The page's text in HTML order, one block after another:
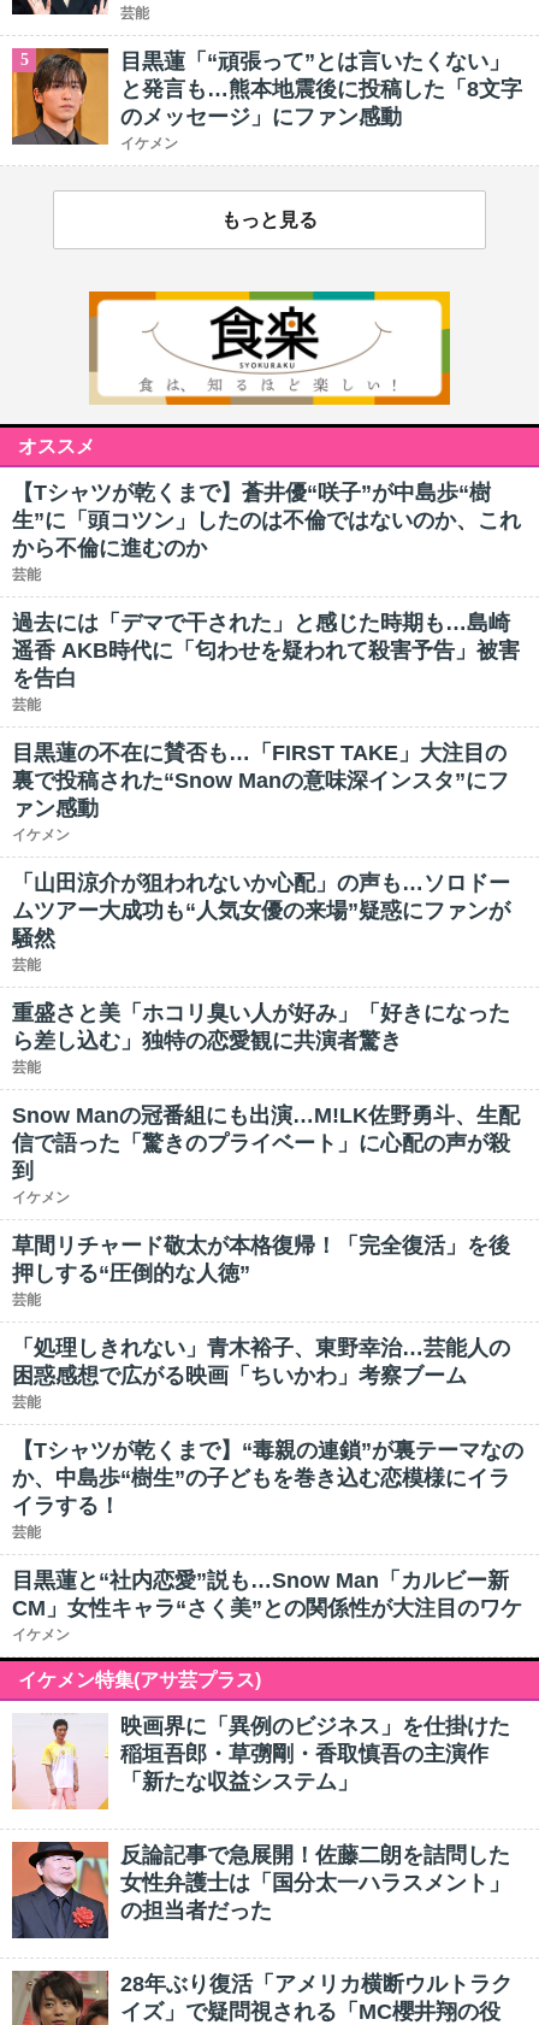
芸能
5
目黒蓮「“頑張って”とは言いたくない」
と発言も…熊本地震後に投稿した「8文字
のメッセージ」にファン感動
イケメン
もっと見る
オススメ
【Tシャツが乾くまで】蒼井優“咲子”が中島歩“樹
生”に「頭コツン」したのは不倫ではないのか、これ
から不倫に進むのか
芸能
過去には「デマで干された」と感じた時期も…島崎
遥香 AKB時代に「匂わせを疑われて殺害予告」被害
を告白
芸能
目黒蓮の不在に賛否も…「FIRST TAKE」大注目の
裏で投稿された“Snow Manの意味深インスタ”にフ
ァン感動
イケメン
「山田涼介が狙われないか心配」の声も…ソロドー
ムツアー大成功も“人気女優の来場”疑惑にファンが
騒然
芸能
重盛さと美「ホコリ臭い人が好み」「好きになった
ら差し込む」独特の恋愛観に共演者驚き
芸能
Snow Manの冠番組にも出演…M!LK佐野勇斗、生配
信で語った「驚きのプライベート」に心配の声が殺
到
イケメン
草間リチャード敬太が本格復帰！「完全復活」を後
押しする“圧倒的な人徳”
芸能
「処理しきれない」青木裕子、東野幸治…芸能人の
困惑感想で広がる映画「ちいかわ」考察ブーム
芸能
【Tシャツが乾くまで】“毒親の連鎖”が裏テーマなの
か、中島歩“樹生”の子どもを巻き込む恋模様にイラ
イラする！
芸能
目黒蓮と“社内恋愛”説も…Snow Man「カルビー新
CM」女性キャラ“さく美”との関係性が大注目のワケ
イケメン
イケメン特集(アサ芸プラス)
映画界に「異例のビジネス」を仕掛けた
稲垣吾郎・草彅剛・香取慎吾の主演作
「新たな収益システム」
反論記事で急展開！佐藤二朗を詰問した
女性弁護士は「国分太一ハラスメント」
の担当者だった
28年ぶり復活「アメリカ横断ウルトラク
イズ」で疑問視される「MC櫻井翔の役